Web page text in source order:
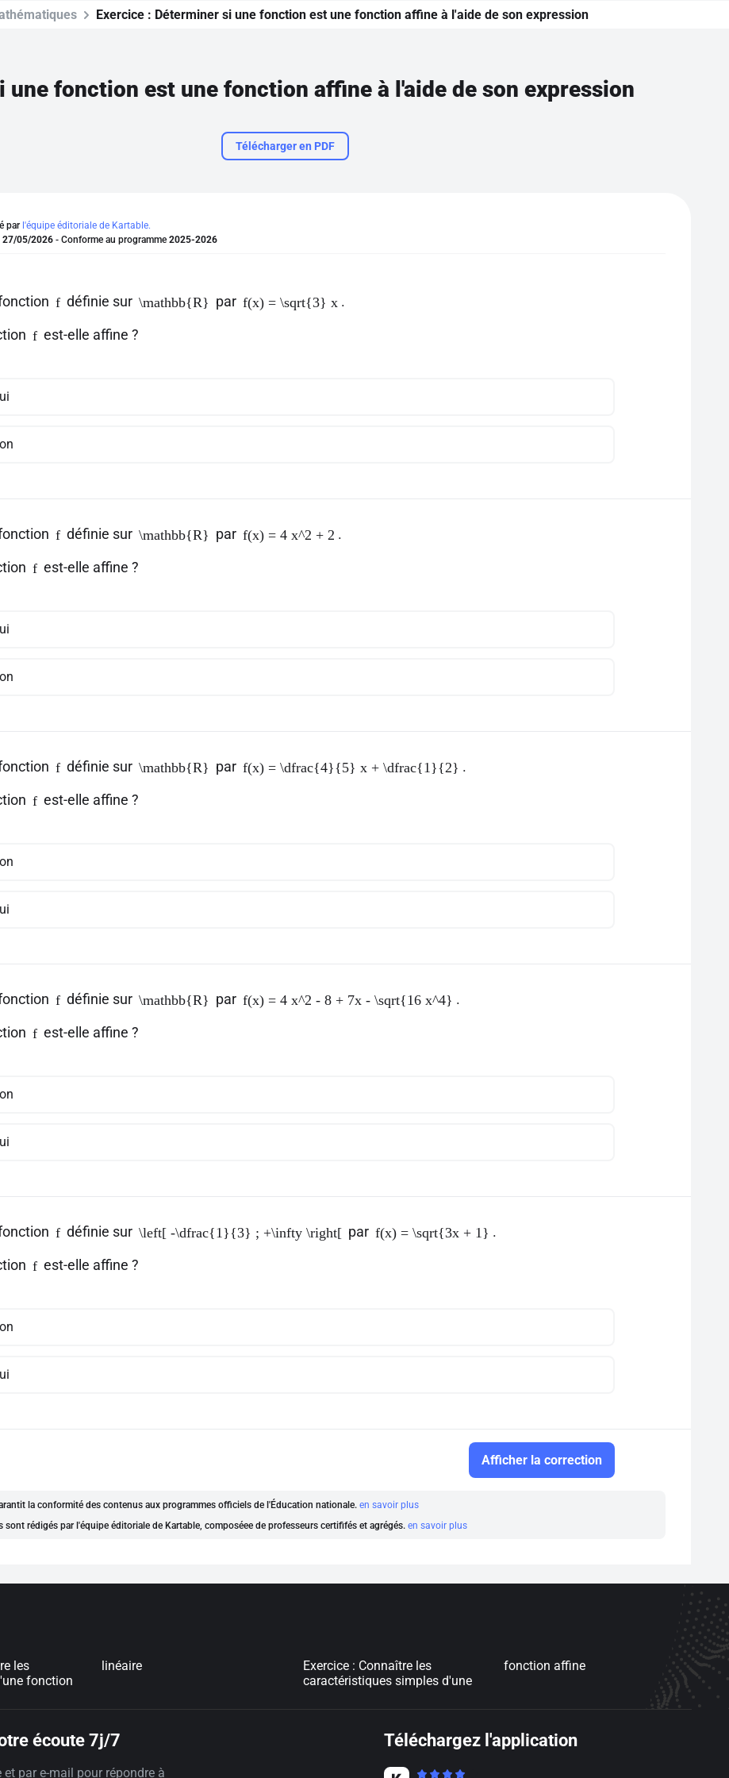
Exercice : Déterminer si une fonction est une fonction affine à l'aide de son expression
une fonction est une fonction affine à l'aide de son expression
Télécharger en PDF
par l'équipe éditoriale de Kartable.
27/05/2026 - Conforme au programme 2025-2026
f définie sur \mathbb{R} par f(x) = \sqrt{3} x .
f est-elle affine ?
f définie sur \mathbb{R} par f(x) = 4 x^2 + 2 .
f est-elle affine ?
f définie sur \mathbb{R} par f(x) = \dfrac{4}{5} x + \dfrac{1}{2} .
f est-elle affine ?
f définie sur \mathbb{R} par f(x) = 4 x^2 - 8 + 7x - \sqrt{16 x^4} .
f est-elle affine ?
f définie sur \left[ -\dfrac{1}{3} ; +\infty \right[ par f(x) = \sqrt{3x + 1} .
f est-elle affine ?
Afficher la correction
la conformité des contenus aux programmes officiels de l'Éducation nationale. en savoir plus
sont rédigés par l'équipe éditoriale de Kartable, composéee de professeurs certififés et agrégés. en savoir plus
les
fonction
linéaire
Exercice : Connaître les
caractéristiques simples d'une
fonction affine
écoute 7j/7
par e-mail pour répondre à
Téléchargez l'application